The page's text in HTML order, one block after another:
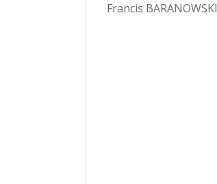
Francis BARANOWSKI